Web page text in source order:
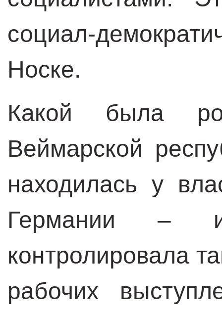
социал-
Носке.
Какой была
Веймарской
находилась у
Германии –
контролировала
рабочих